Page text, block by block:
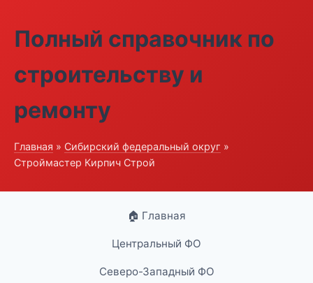
Полный справочник по
строительству и
ремонту
Главная » Сибирский федеральный округ »
Строймастер Кирпич Строй
🏠 Главная
Центральный ФО
Северо-Западный ФО